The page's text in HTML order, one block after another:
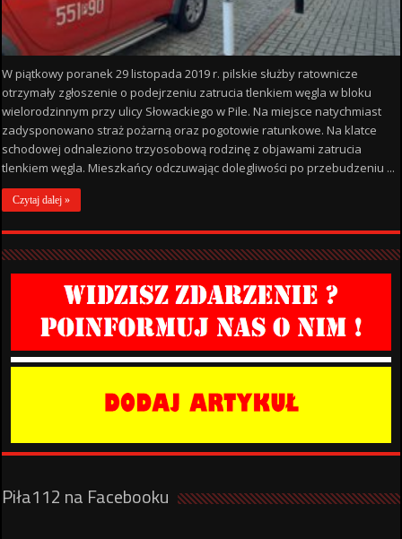
W piątkowy poranek 29 listopada 2019 r. pilskie służby ratownicze
otrzymały zgłoszenie o podejrzeniu zatrucia tlenkiem węgla w bloku
wielorodzinnym przy ulicy Słowackiego w Pile. Na miejsce natychmiast
zadysponowano straż pożarną oraz pogotowie ratunkowe. Na klatce
schodowej odnaleziono trzyosobową rodzinę z objawami zatrucia
tlenkiem węgla. Mieszkańcy odczuwając dolegliwości po przebudzeniu ...
Czytaj dalej »
Piła112 na Facebooku